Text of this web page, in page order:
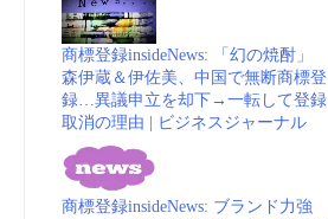
商標登録insideNews: 「幻の焼酎」
森伊蔵＆伊佐美、中国で無断商標登
録…異議申立を却下→一転して登録
取消の理由 | ビジネスジャーナル
商標登録insideNews: ブランド力強